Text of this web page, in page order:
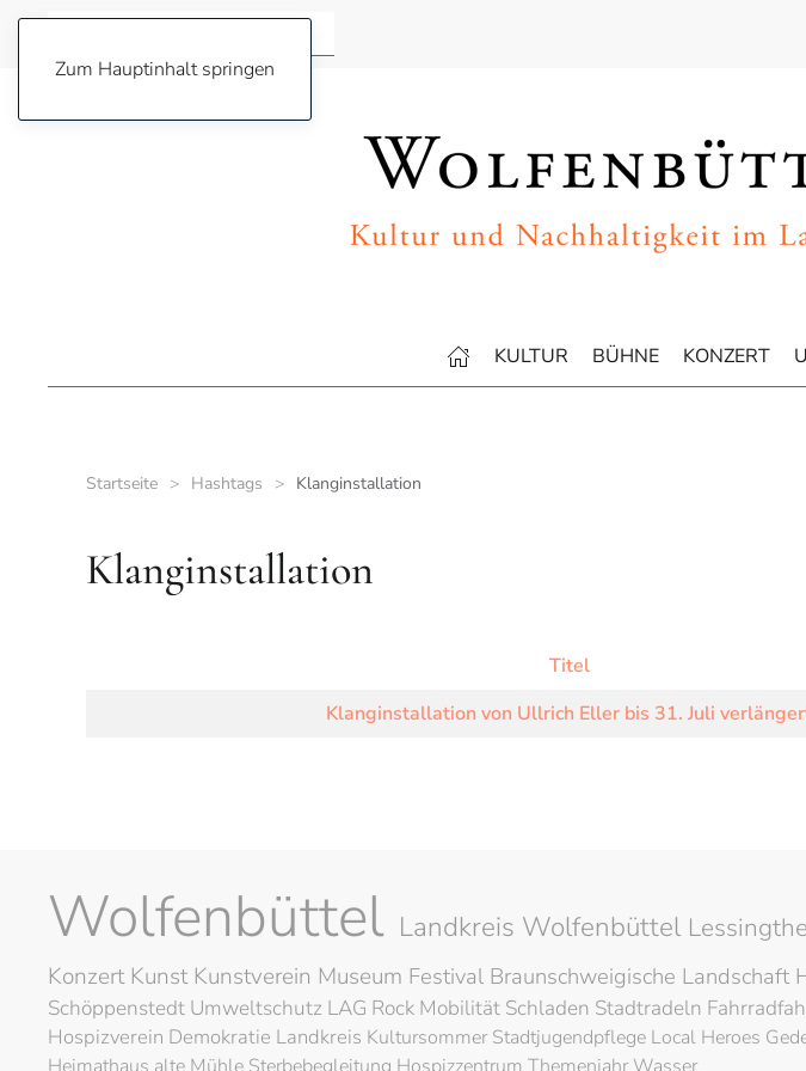
Zum Hauptinhalt springen
KULTUR BÜHNE KONZERT
Startseite Hashtags Klanginstallation
Klanginstallation
Titel
Klanginstallation von Ullrich Eller bis 31. Juli
Wolfenbüttel Landkreis Wolfenbüttel
KonzertKunstKunstverein Museum Festival Braunschweigische Landschaft
Schöppenstedt Umweltschutz LAG Rock Mobilität Schladen Stadtradeln
Hospizverein Demokratie Landkreis KultursommerStadtjugendpflege Local Heroes